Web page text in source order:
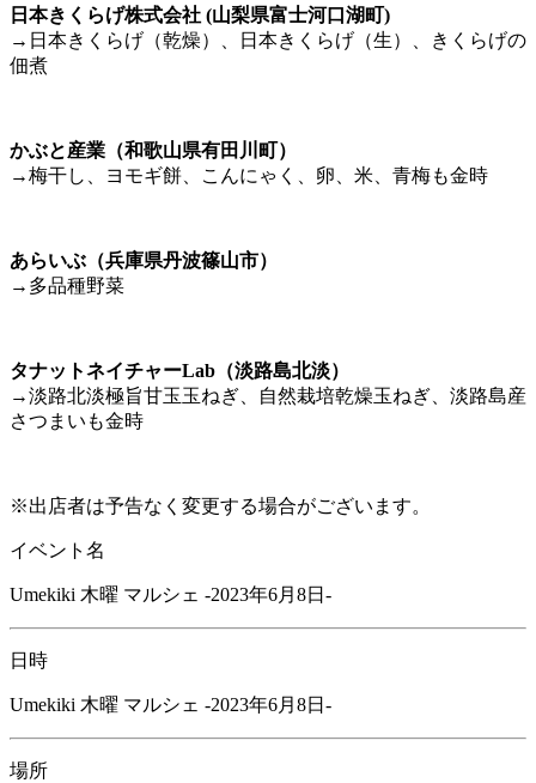
日本きくらげ株式会社 (山梨県富士河口湖町)
→日本きくらげ（乾燥）、日本きくらげ（生）、きくらげの
佃煮
かぶと産業（和歌山県有田川町）
→梅干し、ヨモギ餅、こんにゃく、卵、米、青梅も金時
あらいぶ（兵庫県丹波篠山市）
→多品種野菜
タナットネイチャーLab（淡路島北淡）
→淡路北淡極旨甘玉玉ねぎ、自然栽培乾燥玉ねぎ、淡路島産
さつまいも金時
※出店者は予告なく変更する場合がございます。
イベント名
Umekiki 木曜 マルシェ -2023年6月8日-
日時
Umekiki 木曜 マルシェ -2023年6月8日-
場所